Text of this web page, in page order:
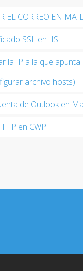
EL CORREO EN
SSL en IIS
la IP a la que apunta
archivo hosts)
de Outlook en
en CWP